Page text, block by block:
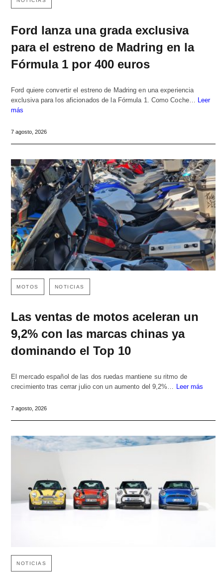
Ford lanza una grada exclusiva
para el estreno de Madring en la
Fórmula 1 por 400 euros
Ford quiere convertir el estreno de Madring en una experiencia
exclusiva para los aficionados de la Fórmula 1. Como Coche… Leer
más
7 agosto, 2026
MOTOS NOTICIAS
Las ventas de motos aceleran un
9,2% con las marcas chinas ya
dominando el Top 10
El mercado español de las dos ruedas mantiene su ritmo de
crecimiento tras cerrar julio con un aumento del 9,2%…
Leer más
7 agosto, 2026
NOTICIAS